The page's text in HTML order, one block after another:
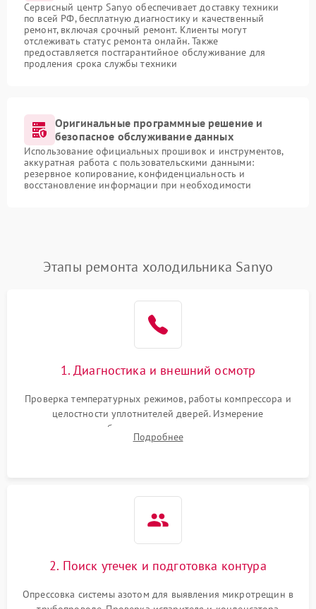
Сервисный центр Sanyo обеспечивает доставку техники
по всей РФ, бесплатную диагностику и качественный
ремонт, включая срочный ремонт. Клиенты могут
отслеживать статус ремонта онлайн. Также
предоставляется постгарантийное обслуживание для
продления срока службы техники
Оригинальные программные решение и
безопасное обслуживание данных
Использование официальных прошивок и инструментов,
аккуратная работа с пользовательскими данными:
резервное копирование, конфиденциальность и
восстановление информации при необходимости
Этапы ремонта холодильника Sanyo
1. Диагностика и внешний осмотр
Проверка температурных режимов, работы компрессора и
целостности уплотнителей дверей. Измерение
сопротивления обмоток мотора, проверка термостата и
считывание кодов ошибок с электронного дисплея.
Подробнее
2. Поиск утечек и подготовка контура
Опрессовка системы азотом для выявления микротрещин в